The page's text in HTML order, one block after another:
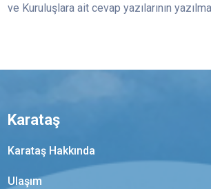
ve Kuruluşlara ait cevap yazılarının
Karataş
Karataş Hakkında
Ulaşım